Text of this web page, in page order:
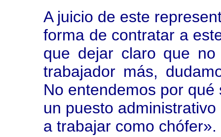
A juicio de este
forma de contratar a
que dejar claro que
trabajador más,
No entendemos por
un puesto
a trabajar como chófer».